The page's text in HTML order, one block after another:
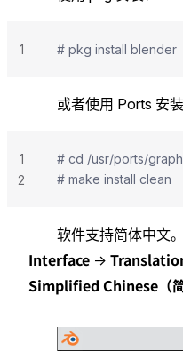
# pkg install blender
1
或者使用 Ports 安装
# cd /usr/ports/
# make install clean
1
2
软件支持简体中文
Interface →
Simplified Chinese（简